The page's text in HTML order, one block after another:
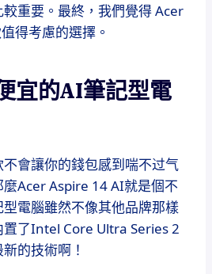
重要。最終，我們覺得 Acer
得考慮的選擇。
宜的AI筆記型電
會讓你的錢包感到喘不过气
Acer Aspire 14 AI就是個不
電腦雖然不像其他品牌那樣
置了Intel Core Ultra Series 2
的技術啊！